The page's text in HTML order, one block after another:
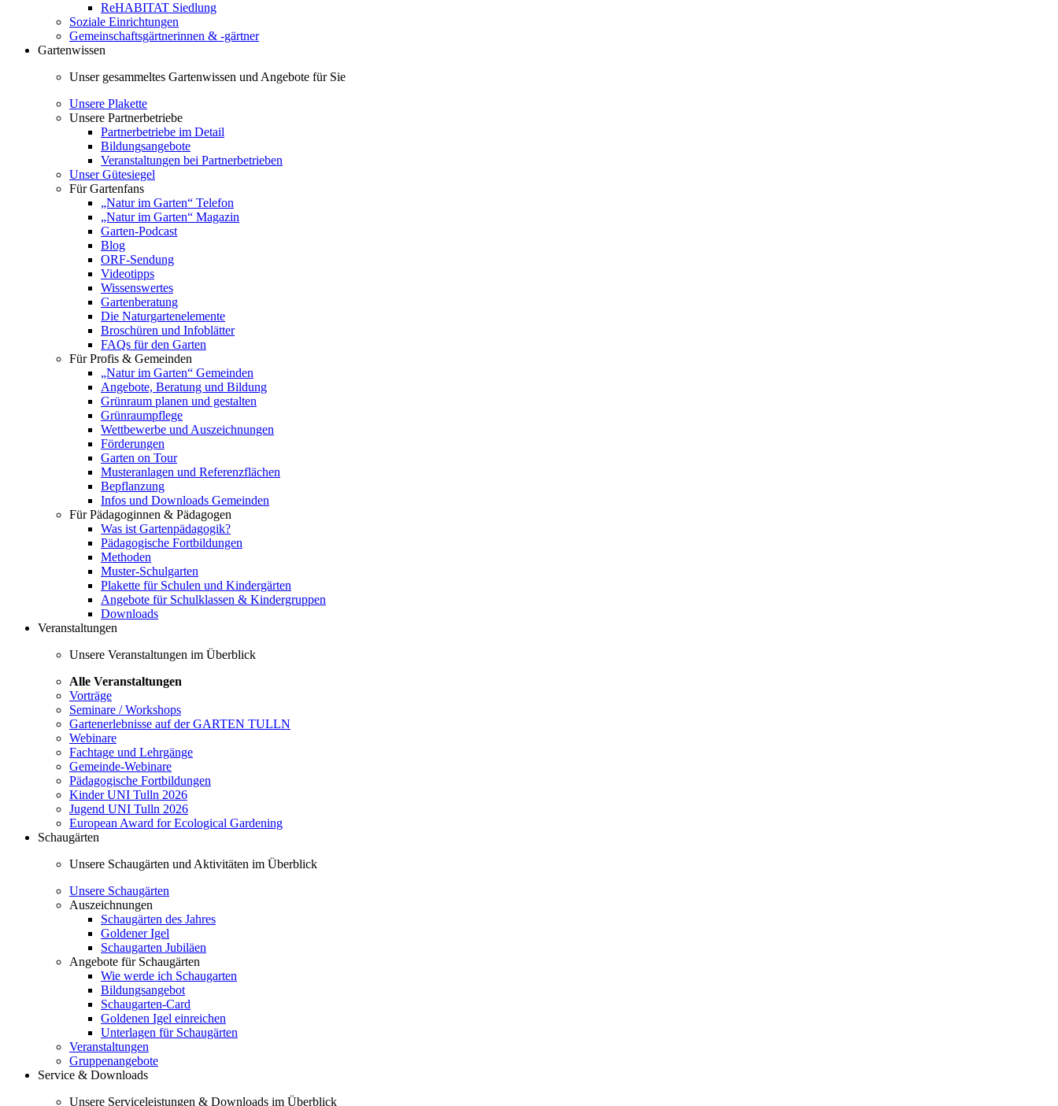
ReHABITAT Siedlung
Soziale Einrichtungen
Gemeinschaftsgärtnerinnen & -gärtner
Gartenwissen
Unser gesammeltes Gartenwissen und Angebote für Sie
Unsere Plakette
Unsere Partnerbetriebe
Partnerbetriebe im Detail
Bildungsangebote
Veranstaltungen bei Partnerbetrieben
Unser Gütesiegel
Für Gartenfans
„Natur im Garten“ Telefon
„Natur im Garten“ Magazin
Garten-Podcast
Blog
ORF-Sendung
Videotipps
Wissenswertes
Gartenberatung
Die Naturgartenelemente
Broschüren und Infoblätter
FAQs für den Garten
Für Profis & Gemeinden
„Natur im Garten“ Gemeinden
Angebote, Beratung und Bildung
Grünraum planen und gestalten
Grünraumpflege
Wettbewerbe und Auszeichnungen
Förderungen
Garten on Tour
Musteranlagen und Referenzflächen
Bepflanzung
Infos und Downloads Gemeinden
Für Pädagoginnen & Pädagogen
Was ist Gartenpädagogik?
Pädagogische Fortbildungen
Methoden
Muster-Schulgarten
Plakette für Schulen und Kindergärten
Angebote für Schulklassen & Kindergruppen
Downloads
Veranstaltungen
Unsere Veranstaltungen im Überblick
Alle Veranstaltungen
Vorträge
Seminare / Workshops
Gartenerlebnisse auf der GARTEN TULLN
Webinare
Fachtage und Lehrgänge
Gemeinde-Webinare
Pädagogische Fortbildungen
Kinder UNI Tulln 2026
Jugend UNI Tulln 2026
European Award for Ecological Gardening
Schaugärten
Unsere Schaugärten und Aktivitäten im Überblick
Unsere Schaugärten
Auszeichnungen
Schaugärten des Jahres
Goldener Igel
Schaugarten Jubiläen
Angebote für Schaugärten
Wie werde ich Schaugarten
Bildungsangebot
Schaugarten-Card
Goldenen Igel einreichen
Unterlagen für Schaugärten
Veranstaltungen
Gruppenangebote
Service & Downloads
Unsere Serviceleistungen & Downloads im Überblick